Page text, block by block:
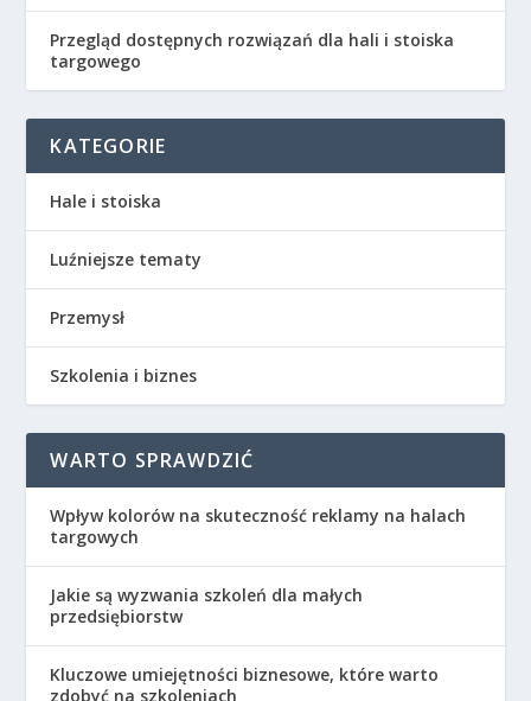
Przegląd dostępnych rozwiązań dla hali i stoiska
targowego
KATEGORIE
Hale i stoiska
Luźniejsze tematy
Przemysł
Szkolenia i biznes
WARTO SPRAWDZIĆ
Wpływ kolorów na skuteczność reklamy na halach
targowych
Jakie są wyzwania szkoleń dla małych
przedsiębiorstw
Kluczowe umiejętności biznesowe, które warto
zdobyć na szkoleniach